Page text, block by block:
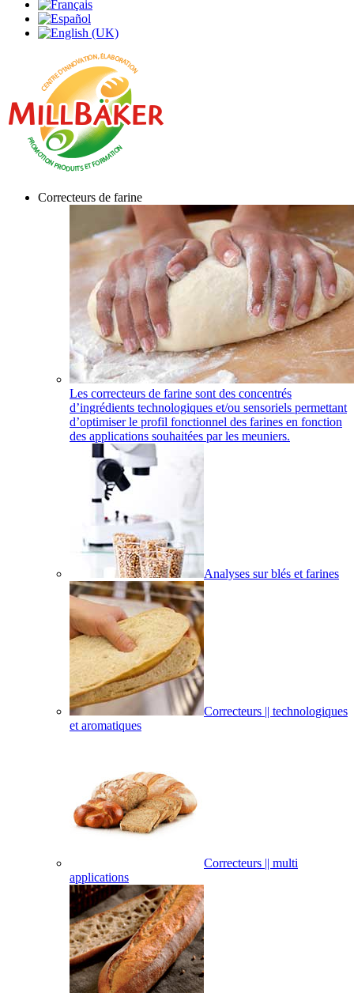
Correcteurs de farine
Les correcteurs de farine sont des concentrés
d’ingrédients technologiques et/ou sensoriels permettant
d’optimiser le profil fonctionnel des farines en fonction
des applications souhaitées par les meuniers.
Analyses sur blés et farines
Correcteurs || technologiques
et aromatiques
Correcteurs || multi
applications